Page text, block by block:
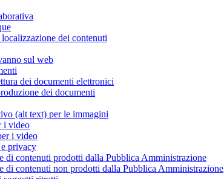
dei contenuti
sul web
dei documenti elettronici
dei documenti
(alt text) per le immagini
i video
i video
privacy
di contenuti prodotti dalla Pubblica Amministrazione
di contenuti non prodotti dalla Pubblica Amministrazione